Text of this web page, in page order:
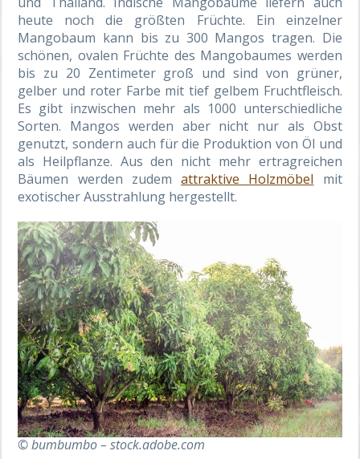
heute noch die größten Früchte. Ein einzelner
Mangobaum kann bis zu 300 Mangos tragen. Die
schönen, ovalen Früchte des Mangobaumes werden
bis zu 20 Zentimeter groß und sind von grüner,
gelber und roter Farbe mit tief gelbem Fruchtfleisch.
Es gibt inzwischen mehr als 1000 unterschiedliche
Sorten. Mangos werden aber nicht nur als Obst
genutzt, sondern auch für die Produktion von Öl und
als Heilpflanze. Aus den nicht mehr ertragreichen
Bäumen werden zudemattraktive Holzmöbel mit
exotischer Ausstrahlung hergestellt.
© bumbumbo – stock.adobe.com